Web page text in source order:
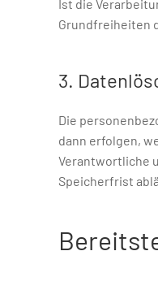
Ist die
Grundfreiheiten
3.
Die
dann erfolgen,
Verantwortliche
Speicherfrist